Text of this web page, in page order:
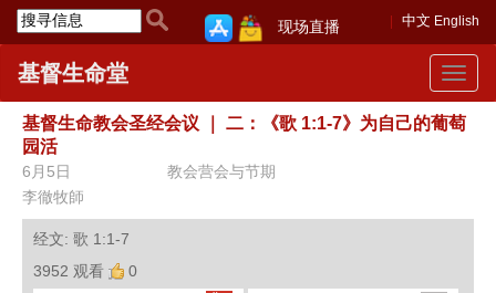
中文 English
现场直播
Toggle
基督生命堂
基督生命教会圣经会议
二：《歌 1:1-7》为自己的葡萄
园活
6月5日
教会营会与节期
李徹牧師
经文: 歌 1:1-7
3952 观看
0